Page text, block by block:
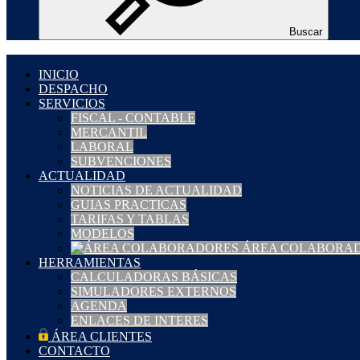
Buscar
INICIO
DESPACHO
SERVICIOS
FISCAL - CONTABLE
MERCANTIL
LABORAL
SUBVENCIONES
ACTUALIDAD
NOTICIAS DE ACTUALIDAD
GUIAS PRACTICAS
TARIFAS Y TABLAS
MODELOS
ÁREA
HERRAMIENTAS
CALCULADORAS BÁSICAS
SIMULADORES EXTERNOS
AGENDA
ENLACES DE INTERES
ÁREA CLIENTES
CONTACTO